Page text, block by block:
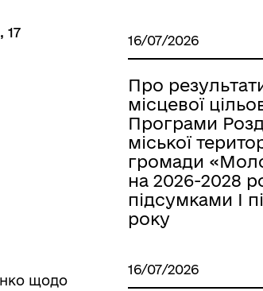
та їхнім родинам
17
щодо
16/07/2026
Про
місцевої
Програми
міської
громади
на 2026-2028
підсумками І
року
16/07/2026